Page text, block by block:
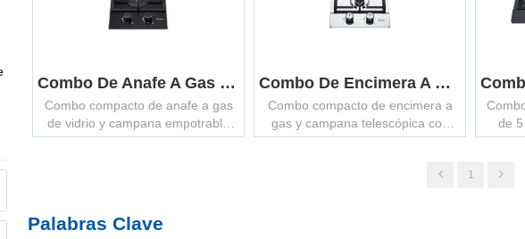
Combo De Anafe A Gas De 2 Quemadores Y Campana Empotrable B | Set ODM Compacto De Cocina
Combo compacto de anafe a gas
de vidrio y campana empotrable
con soporte ODM/OEM, ideal para
Combo De Encimera A Gas De 2 Quemadores Y Campana Telescópica A | Set ODM Compacto De Cocina
Combo compacto de encimera a
gas y campana telescópica con
soporte ODM/OEM, ideal para
de
1
Palabras Clave